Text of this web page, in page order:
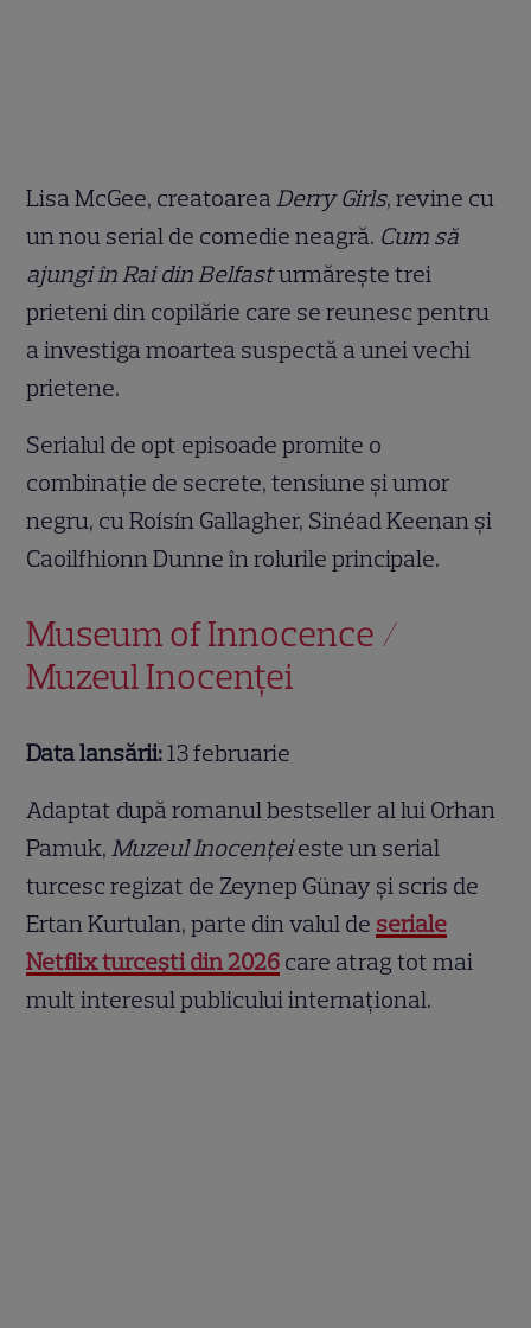
Lisa McGee, creatoarea Derry Girls, revine cu
un nou serial de comedie neagră. Cum să
ajungi în Rai din Belfasturmărește trei
prieteni din copilărie care se reunesc pentru
a investiga moartea suspectă a unei vechi
prietene.
Serialul de opt episoade promite o
combinație de secrete, tensiune și umor
negru, cu Roísín Gallagher, Sinéad Keenan și
Caoilfhionn Dunne în rolurile principale.
Museum of Innocence /
Muzeul Inocenței
Data lansării:13 februarie
Adaptat după romanul bestseller al lui Orhan
Pamuk, Muzeul Inocențeieste un serial
turcesc regizat de Zeynep Günay și scris de
Ertan Kurtulan, parte din valul de seriale
Netflix turcești din 2026 care atrag tot mai
mult interesul publicului internațional.